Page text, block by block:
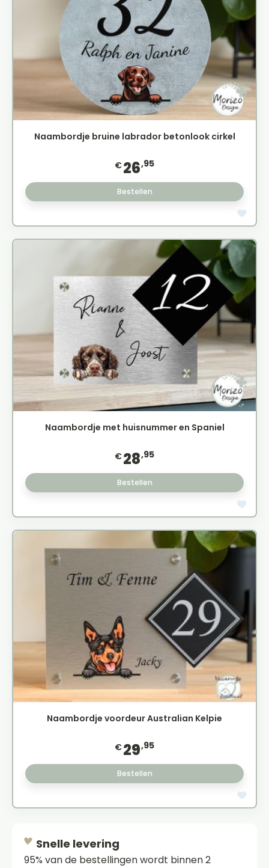
Naambordje bruine labrador betonlook cirkel
€26,95
Bestellen
Naambordje met huisnummer en Spaniel
€28,95
Bestellen
Naambordje voordeur Australian Kelpie
€29,95
Bestellen
Snelle levering
95% van de bestellingen wordt binnen 2